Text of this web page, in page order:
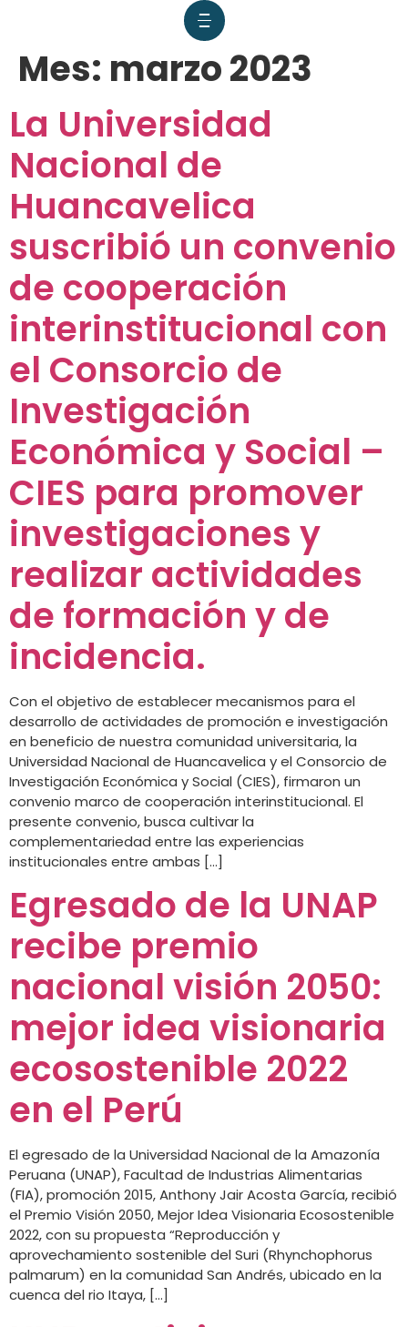
Mes: marzo 2023
La Universidad
Nacional de
Huancavelica
suscribió un convenio
de cooperación
interinstitucional con
el Consorcio de
Investigación
Económica y Social –
CIES para promover
investigaciones y
realizar actividades
de formación y de
incidencia.
Con el objetivo de establecer mecanismos para el
desarrollo de actividades de promoción e investigación
en beneficio de nuestra comunidad universitaria, la
Universidad Nacional de Huancavelica y el Consorcio de
Investigación Económica y Social (CIES), firmaron un
convenio marco de cooperación interinstitucional. El
presente convenio, busca cultivar la
complementariedad entre las experiencias
institucionales entre ambas […]
Egresado de la UNAP
recibe premio
nacional visión 2050:
mejor idea visionaria
ecosostenible 2022
en el Perú
El egresado de la Universidad Nacional de la Amazonía
Peruana (UNAP), Facultad de Industrias Alimentarias
(FIA), promoción 2015, Anthony Jair Acosta García, recibió
el Premio Visión 2050, Mejor Idea Visionaria Ecosostenible
2022, con su propuesta “Reproducción y
aprovechamiento sostenible del Suri (Rhynchophorus
palmarum) en la comunidad San Andrés, ubicado en la
cuenca del rio Itaya, […]